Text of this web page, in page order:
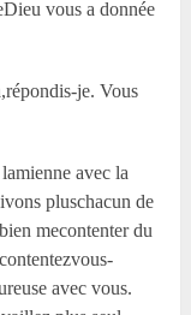
vous a donnée
je. Vous
avec la
pluschacun de
mecontenter du
avec vous.